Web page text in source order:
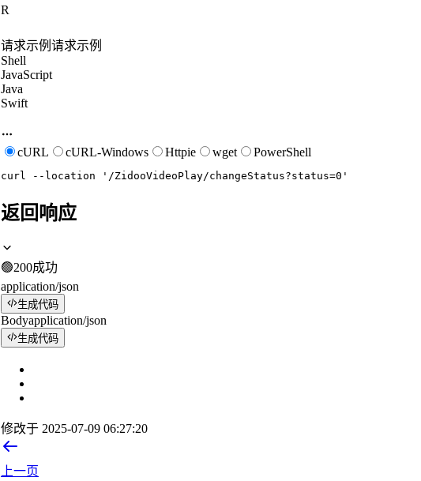
R
请求示例 请求示例
Shell
JavaScript
Java
Swift
cURL cURL-Windows Httpie wget PowerShell
curl --location '/ZidooVideoPlay/changeStatus?status=0'
返回响应
🟢200成功
application/json
生成代码
Bodyapplication/json
生成代码
修改于 2025-07-09 06:27:20
上一页